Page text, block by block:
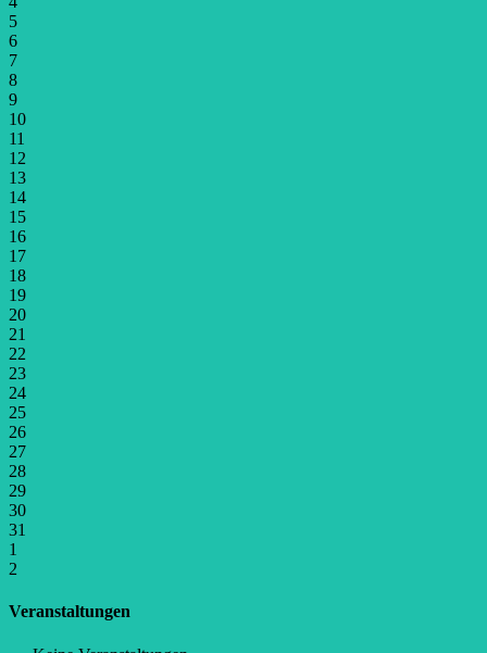
5
6
7
8
9
10
11
12
13
14
15
16
17
18
19
20
21
22
23
24
25
26
27
28
29
30
31
1
2
Veranstaltungen